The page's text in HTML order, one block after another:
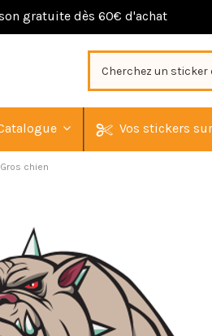
gratuite dès 60€ d'achat
Vos stickers
Gros chien